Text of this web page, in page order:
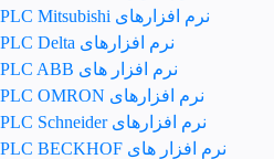
نرم افزارهای PLC Mitsubishi
نرم‌ افزارهای PLC Delta
نرم افزار های PLC ABB
نرم افزارهای PLC OMRON
نرم افزارهای PLC Schneider
نرم افزار های PLC BECKHOF